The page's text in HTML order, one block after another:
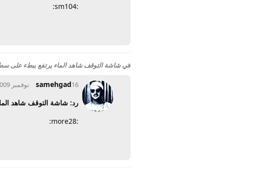
:sm104:
فيشاشة التوقف شاهد الماء يرتفع ببطء على
samehgad16 نوفمبر 2009
رد: شاشة التوقف شاهد
:more28: